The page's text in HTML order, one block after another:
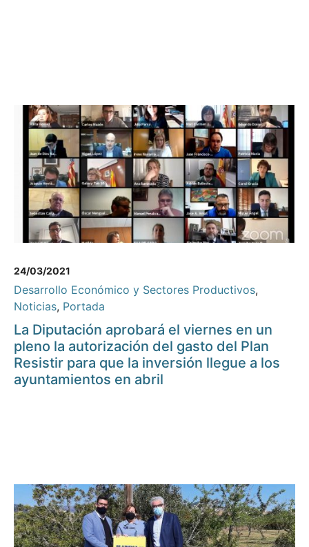
24/03/2021
Desarrollo Económico y Sectores Productivos,
Noticias, Portada
La Diputación aprobará el viernes en un
pleno la autorización del gasto del Plan
Resistir para que la inversión llegue a los
ayuntamientos en abril